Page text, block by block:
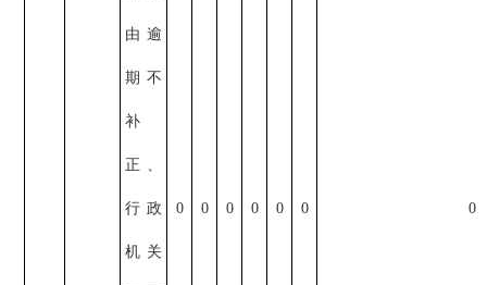
由逾
期不
补
正、
行政
机关
0 0 0 0 0 0 0